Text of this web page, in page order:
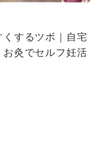
くするツボ｜自宅
お灸でセルフ妊活